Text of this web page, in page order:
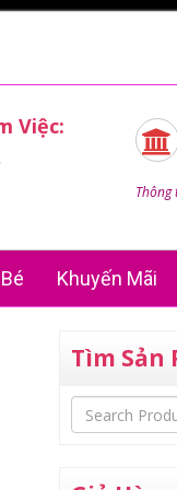
Việc:
Khuyến Mãi
Tìm Sản